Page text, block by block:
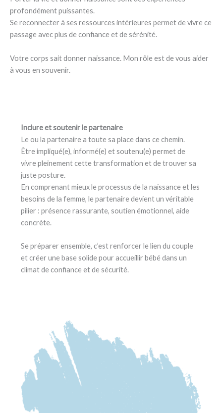
profondément puissantes.
Se reconnecter à ses ressources intérieures permet de vivre ce
passage avec plus de confiance et de sérénité.
Votre corps sait donner naissance. Mon rôle est de vous aider
à vous en souvenir.
Inclure et soutenir le partenaire
Le ou la partenaire a toute sa place dans ce chemin.
Être impliqué(e), informé(e) et soutenu(e) permet de
vivre pleinement cette transformation et de trouver sa
juste posture.
En comprenant mieux le processus de la naissance et les
besoins de la femme, le partenaire devient un véritable
pilier : présence rassurante, soutien émotionnel, aide
concrète.
Se préparer ensemble, c’est renforcer le lien du couple
et créer une base solide pour accueillir bébé dans un
climat de confiance et de sécurité.